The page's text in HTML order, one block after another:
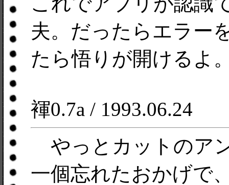
夫。だったらエラ
たら悟りが開けるよ
褌0.7a / 1993.06.24
やっとカットのア
一個忘れたおかげで